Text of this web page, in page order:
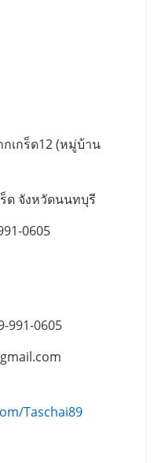
เกร็ด12 (หมู่บ้าน
ด จังหวัดนนทบุรี
0605
991-0605
Taschai89